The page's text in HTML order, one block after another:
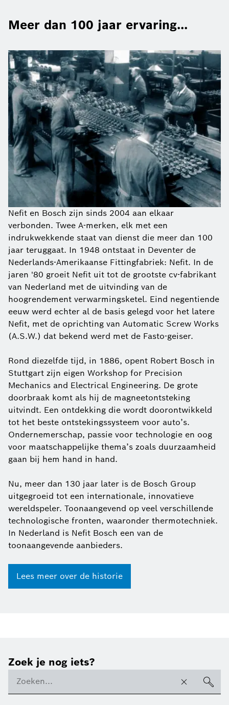
Meer dan 100 jaar ervaring...
Nefit en Bosch zijn sinds 2004 aan elkaar
verbonden. Twee A-merken, elk met een
indrukwekkende staat van dienst die meer dan 100
jaar teruggaat. In 1948 ontstaat in Deventer de
Nederlands-Amerikaanse Fittingfabriek: Nefit. In de
jaren '80 groeit Nefit uit tot de grootste cv-fabrikant
van Nederland met de uitvinding van de
hoogrendement verwarmingsketel. Eind negentiende
eeuw werd echter al de basis gelegd voor het latere
Nefit, met de oprichting van Automatic Screw Works
(A.S.W.) dat bekend werd met de Fasto-geiser.
Rond diezelfde tijd, in 1886, opent Robert Bosch in
Stuttgart zijn eigen Workshop for Precision
Mechanics and Electrical Engineering. De grote
doorbraak komt als hij de magneetontsteking
uitvindt. Een ontdekking die wordt doorontwikkeld
tot het beste ontstekingssysteem voor auto’s.
Ondernemerschap, passie voor technologie en oog
voor maatschappelijke thema’s zoals duurzaamheid
gaan bij hem hand in hand.
Nu, meer dan 130 jaar later is de Bosch Group
uitgegroeid tot een internationale, innovatieve
wereldspeler. Toonaangevend op veel verschillende
technologische fronten, waaronder thermotechniek.
In Nederland is Nefit Bosch een van de
toonaangevende aanbieders.
Lees meer over de historie
Zoek je nog iets?